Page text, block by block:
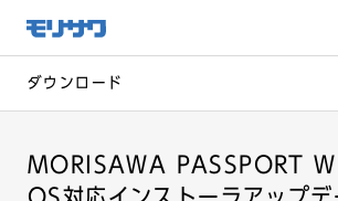
メ
ニュー
飛ばし
へ移動
ダウンロード
MORISAWA PASSPORT